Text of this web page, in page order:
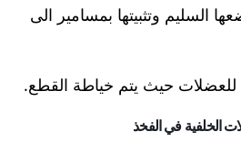
السليم وتثبيتها بمسامير الى
للعضلات حيث يتم خياطة القطع.
الخلفية في الفخذ